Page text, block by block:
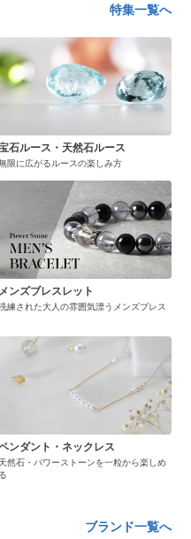
特集一覧へ
石ルース・天然石ルース
限に広がるルースの楽しみ方
メンズブレスレット
練された大人の雰囲気漂うメンズブレス
ンダント・ネックレス
然石・パワーストーンを一粒から楽しめ
る
ブランド一覧へ